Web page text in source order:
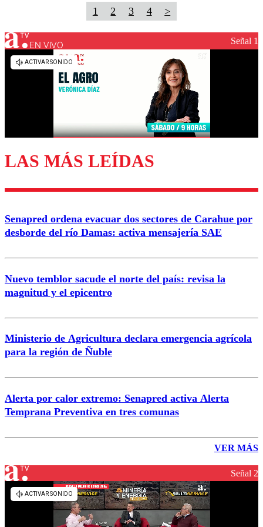
1 2 3 4 >
EN VIVO Señal 1
LAS MÁS LEÍDAS
Senapred ordena evacuar dos sectores de Carahue por
desborde del río Damas: activa mensajería SAE
Nuevo temblor sacude el norte del país: revisa la
magnitud y el epicentro
Ministerio de Agricultura declara emergencia agrícola
para la región de Ñuble
Alerta por calor extremo: Senapred activa Alerta
Temprana Preventiva en tres comunas
VER MÁS
Señal 2